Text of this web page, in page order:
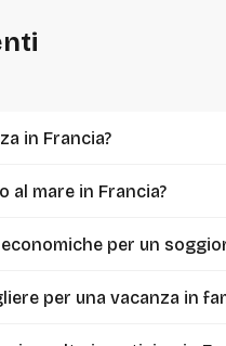
in Francia?
al mare in Francia?
per un
per una vacanza in